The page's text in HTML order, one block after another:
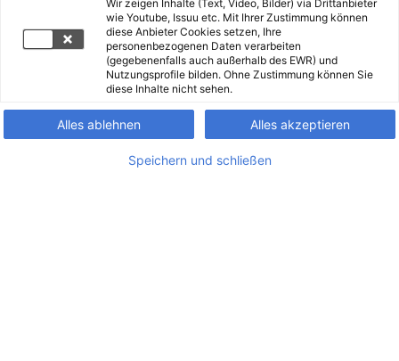
Wir zeigen Inhalte (Text, Video, Bilder) via Drittanbieter
wie Youtube, Issuu etc. Mit Ihrer Zustimmung können
diese Anbieter Cookies setzen, Ihre
personenbezogenen Daten verarbeiten
(gegebenenfalls auch außerhalb des EWR) und
Nutzungsprofile bilden. Ohne Zustimmung können Sie
diese Inhalte nicht sehen.
Alles ablehnen Alles akzeptieren
Speichern und schließen